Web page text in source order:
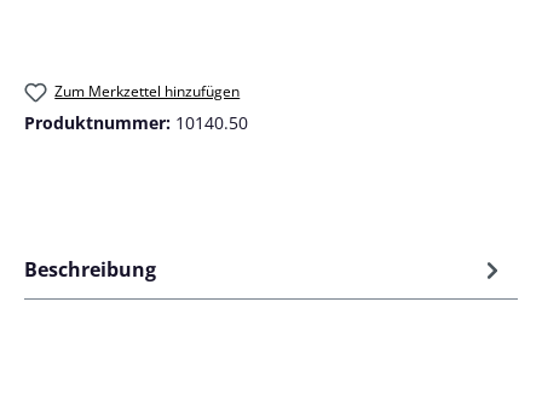
Zum Merkzettel hinzufügen
Produktnummer: 10140.50
Beschreibung